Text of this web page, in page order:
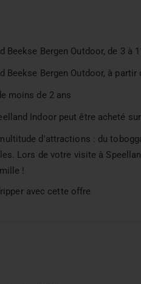
Beekse Bergen Outdoor, de 3 à
Beekse Bergen Outdoor, à partir
moins de 2 ans
Indoor peut être acheté
d'attractions : du
Lors de votre visite à
!
avec cette offre